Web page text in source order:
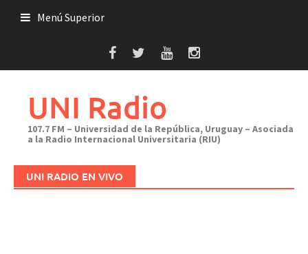
Menú Superior
UNI Radio
107.7 FM – Universidad de la República, Uruguay – Asociada
a la Radio Internacional Universitaria (RIU)
UNI RADIO EN VIVO